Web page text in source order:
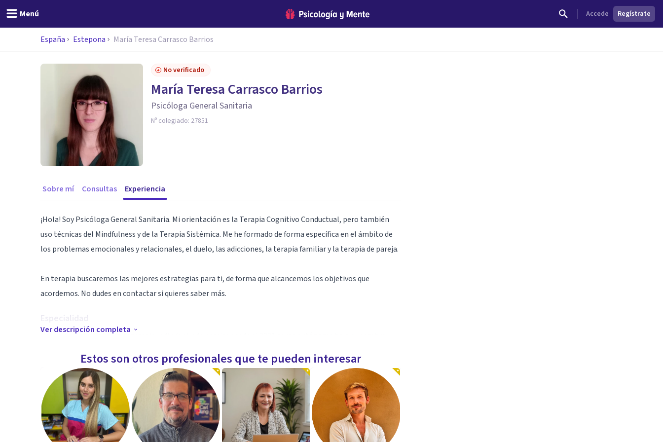
Menú Accede Regístrate
España Estepona María Teresa Carrasco Barrios
No verificado
María Teresa Carrasco Barrios
Psicóloga General Sanitaria
Nº colegiado: 27851
Sobre mí Consultas Experiencia
¡Hola! Soy Psicóloga General Sanitaria. Mi orientación es la Terapia Cognitivo Conductual, pero también
uso técnicas del Mindfulness y de la Terapia Sistémica. Me he formado de forma específica en el ámbito de
los problemas emocionales y relacionales, el duelo, las adicciones, la terapia familiar y la terapia de pareja.
En terapia buscaremos las mejores estrategias para ti, de forma que alcancemos los objetivos que
acordemos. No dudes en contactar si quieres saber más.
Especialidad
Poseo experiencia en psicoterapia individual y de parejas desde el 2021 como autónoma bajo el nombre
DRN Health S.L., Unidad de Salud Mental Comunitaria El Cónsul, Servicio de Atención Psicológica de la
Universidad de Málaga, Fundación CIRHMA (actual Fundación Heroes).
Respecto a mi formación, además del Grado en Psicología y el Máster en Psicología General Sanitaria, he
realizado posgrados en adicciones, terapia familiar, comunicación familiar y terapia de parejas,
intervención en duelo, y también cursos de psicología clínica, dolor crónico, primeros auxilios psicológicos,
Ver descripción completa
Estos son otros profesionales que te pueden interesar